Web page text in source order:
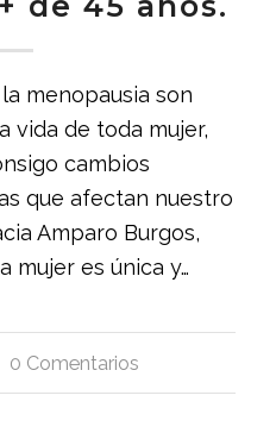
menopausia son
vida de toda mujer,
cambios
que afectan nuestro
Amparo Burgos,
mujer es única y…
0 Comentarios